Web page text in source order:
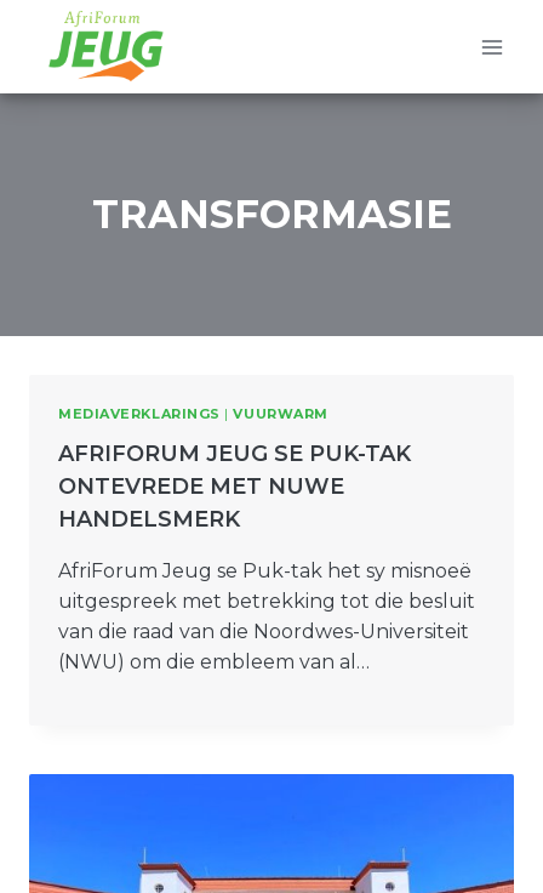
content
TRANSFORMASIE
MEDIAVERKLARINGS |VUURWARM
AFRIFORUM JEUG SE PUK-TAK
ONTEVREDE MET NUWE
HANDELSMERK
AfriForum Jeug se Puk-tak het sy misnoeë
uitgespreek met betrekking tot die besluit
van die raad van die Noordwes-Universiteit
(NWU) om die embleem van al…